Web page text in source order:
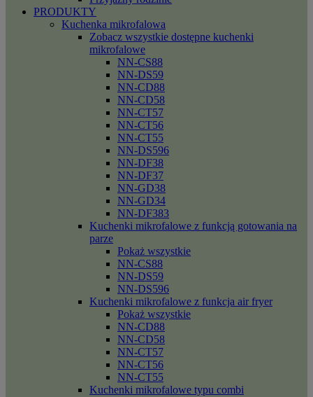
PRODUKTY
Kuchenka mikrofalowa
Zobacz wszystkie dostępne kuchenki
mikrofalowe
NN-CS88
NN-DS59
NN-CD88
NN-CD58
NN-CT57
NN-CT56
NN-CT55
NN-DS596
NN-DF38
NN-DF37
NN-GD38
NN-GD34
NN-DF383
Kuchenki mikrofalowe z funkcją gotowania na
parze
Pokaż wszystkie
NN-CS88
NN-DS59
NN-DS596
Kuchenki mikrofalowe z funkcja air fryer
Pokaż wszystkie
NN-CD88
NN-CD58
NN-CT57
NN-CT56
NN-CT55
Kuchenki mikrofalowe typu combi